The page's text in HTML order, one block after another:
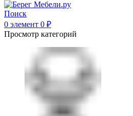
Поиск
0 элемент 0 ₽
Просмотр категорий